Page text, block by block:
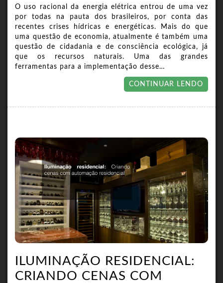
O uso racional da energia elétrica entrou de uma vez
por todas na pauta dos brasileiros, por conta das
recentes crises hídricas e energéticas. Mais do que
uma questão de economia, atualmente é também uma
questão de cidadania e de consciência ecológica, já
que os recursos naturais. Uma das grandes
ferramentas para a implementação desse…
CONTINUAR LENDO
ILUMINAÇÃO RESIDENCIAL:
CRIANDO CENAS COM